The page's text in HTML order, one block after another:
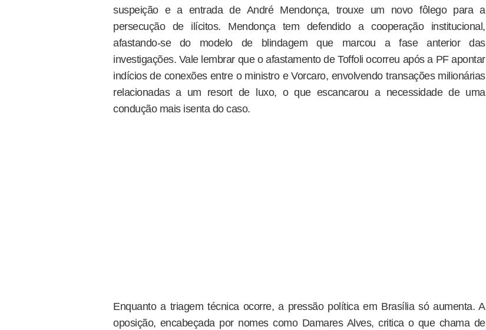
suspeição e a entrada de André Mendonça, trouxe um novo fôlego para a
persecução de ilícitos. Mendonça tem defendido a cooperação institucional,
afastando-se do modelo de blindagem que marcou a fase anterior das
investigações. Vale lembrar que o afastamento de Toffoli ocorreu após a PF apontar
indícios de conexões entre o ministro e Vorcaro, envolvendo transações milionárias
relacionadas a um resort de luxo, o que escancarou a necessidade de uma
condução mais isenta do caso.
Enquanto a triagem técnica ocorre, a pressão política em Brasília só aumenta. A
oposição, encabeçada por nomes como Damares Alves, critica o que chama de